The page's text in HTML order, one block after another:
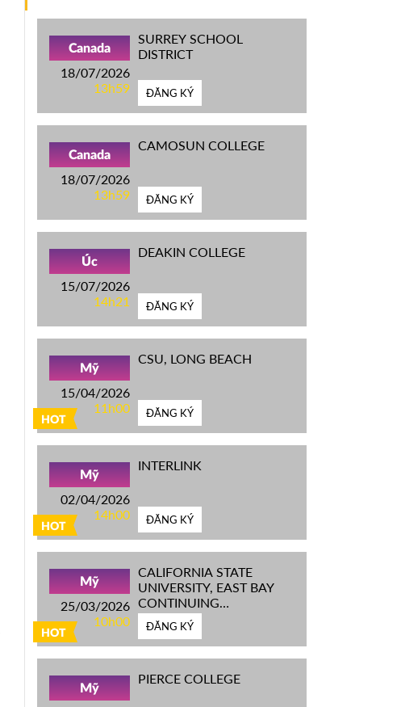
Canada
18/07/2026
13h59
SURREY SCHOOL
DISTRICT
ĐĂNG KÝ
Canada
18/07/2026
13h59
CAMOSUN COLLEGE
ĐĂNG KÝ
Úc
15/07/2026
14h21
DEAKIN COLLEGE
ĐĂNG KÝ
HOT
Mỹ
15/04/2026
11h00
CSU, LONG BEACH
ĐĂNG KÝ
HOT
Mỹ
02/04/2026
14h00
INTERLINK
ĐĂNG KÝ
HOT
Mỹ
25/03/2026
10h00
CALIFORNIA STATE
UNIVERSITY, EAST BAY
CONTINUING
EDUCATION
ĐĂNG KÝ
Mỹ
PIERCE COLLEGE